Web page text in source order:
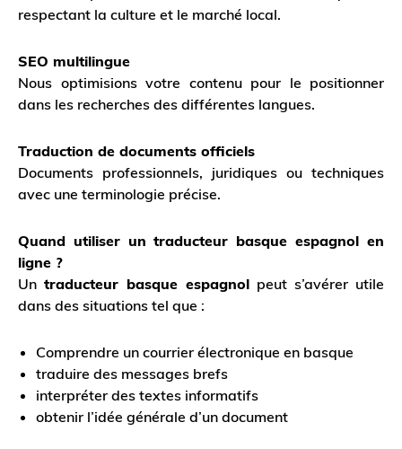
respectant la culture et le marché local.
SEO multilingue
Nous optimisions votre contenu pour le positionner
dans les recherches des différentes langues.
Traduction de documents officiels
Documents professionnels, juridiques ou techniques
avec une terminologie précise.
Quand utiliser un traducteur basque espagnol en
ligne ?
Un traducteur basque espagnol peut s’avérer utile
dans des situations tel que :
Comprendre un courrier électronique en basque
traduire des messages brefs
interpréter des textes informatifs
obtenir l’idée générale d’un document